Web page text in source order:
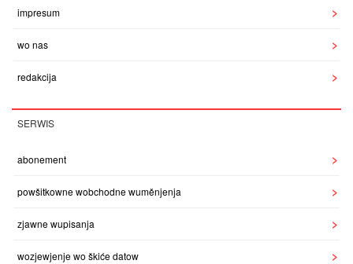
impresum
wo nas
redakcija
SERWIS
abonement
powšitkowne wobchodne wuměnjenja
zjawne wupisanja
wozjewjenje wo škiće datow